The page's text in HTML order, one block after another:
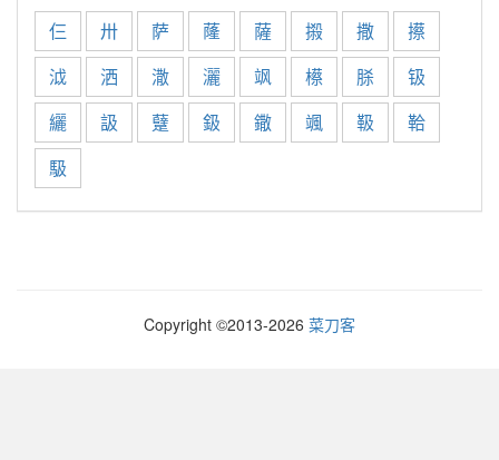
仨 卅 萨 蕯 薩 摋 撒
攃
泧
洒 潵 灑 飒 櫒 脎
钑
纚
訯 躠 鈒 鏾 颯 靸
鞈
馺
Copyright ©2013-2026 菜刀客